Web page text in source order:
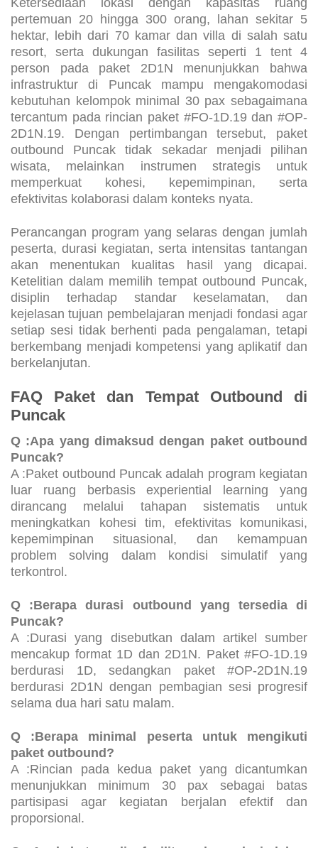
Ketersediaan lokasi dengan kapasitas ruang
pertemuan 20 hingga 300 orang, lahan sekitar 5
hektar, lebih dari 70 kamar dan villa di salah satu
resort, serta dukungan fasilitas seperti 1 tent 4
person pada paket 2D1N menunjukkan bahwa
infrastruktur di Puncak mampu mengakomodasi
kebutuhan kelompok minimal 30 pax sebagaimana
tercantum pada rincian paket #FO-1D.19 dan #OP-
2D1N.19. Dengan pertimbangan tersebut, paket
outbound Puncak tidak sekadar menjadi pilihan
wisata, melainkan instrumen strategis untuk
memperkuat kohesi, kepemimpinan, serta
efektivitas kolaborasi dalam konteks nyata.
Perancangan program yang selaras dengan jumlah
peserta, durasi kegiatan, serta intensitas tantangan
akan menentukan kualitas hasil yang dicapai.
Ketelitian dalam memilih tempat outbound Puncak,
disiplin terhadap standar keselamatan, dan
kejelasan tujuan pembelajaran menjadi fondasi agar
setiap sesi tidak berhenti pada pengalaman, tetapi
berkembang menjadi kompetensi yang aplikatif dan
berkelanjutan.
FAQ Paket dan Tempat Outbound di
Puncak
Q :Apa yang dimaksud dengan paket outbound
Puncak?
A :Paket outbound Puncak adalah program kegiatan
luar ruang berbasis experiential learning yang
dirancang melalui tahapan sistematis untuk
meningkatkan kohesi tim, efektivitas komunikasi,
kepemimpinan situasional, dan kemampuan
problem solving dalam kondisi simulatif yang
terkontrol.
Q :Berapa durasi outbound yang tersedia di
Puncak?
A :Durasi yang disebutkan dalam artikel sumber
mencakup format 1D dan 2D1N. Paket #FO-1D.19
berdurasi 1D, sedangkan paket #OP-2D1N.19
berdurasi 2D1N dengan pembagian sesi progresif
selama dua hari satu malam.
Q :Berapa minimal peserta untuk mengikuti
paket outbound?
A :Rincian pada kedua paket yang dicantumkan
menunjukkan minimum 30 pax sebagai batas
partisipasi agar kegiatan berjalan efektif dan
proporsional.